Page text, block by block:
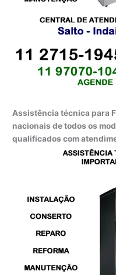
Assistência técnica para
nacionais de todos os
qualificados com